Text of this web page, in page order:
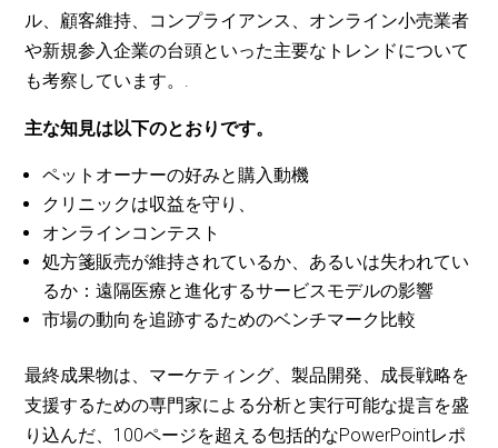
ル、顧客維持、コンプライアンス、オンライン小売業者
や新規参入企業の台頭といった主要なトレンドについて
も考察しています。.
主な知見は以下のとおりです。
ペットオーナーの好みと購入動機
クリニックは収益を守り、
オンラインコンテスト
処方箋販売が維持されているか、あるいは失われてい
るか：遠隔医療と進化するサービスモデルの影響
市場の動向を追跡するためのベンチマーク比較
最終成果物は、マーケティング、製品開発、成長戦略を
支援するための専門家による分析と実行可能な提言を盛
り込んだ、100ページを超える包括的なPowerPointレポ